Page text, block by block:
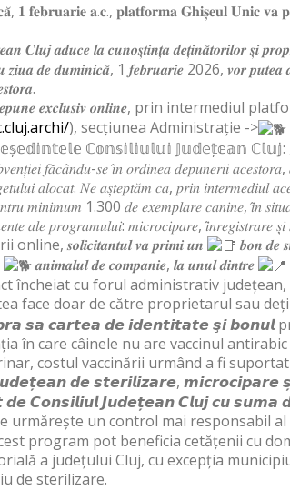
𝟏 𝐟𝐞𝐛𝐫𝐮𝐚𝐫𝐢𝐞 𝐚.𝐜., 𝐩𝐥𝐚𝐭𝐟𝐨𝐫𝐦𝐚 𝐆𝐡𝐢𝐬̦𝐞𝐮𝐥 𝐔𝐧𝐢𝐜 𝐯𝐚
𝑪𝒍𝒖𝒋 𝒂𝒅𝒖𝒄𝒆 𝒍𝒂 𝒄𝒖𝒏𝒐𝒔̦𝒕𝒊𝒏𝒕̦𝒂 𝒅𝒆𝒕̦𝒊𝒏𝒂̆𝒕𝒐𝒓𝒊𝒍𝒐𝒓 𝒔̦𝒊
𝒛𝒊𝒖𝒂 𝒅𝒆 𝒅𝒖𝒎𝒊𝒏𝒊𝒄𝒂̆, 1 𝒇𝒆𝒃𝒓𝒖𝒂𝒓𝒊𝒆 2026, 𝒗𝒐𝒓 𝒑𝒖𝒕𝒆𝒂
𝒅𝒆𝒑𝒖𝒏𝒆 𝒆𝒙𝒄𝒍𝒖𝒔𝒊𝒗 𝒐𝒏𝒍𝒊𝒏𝒆, prin intermediul
), secțiunea Administrație ->
ℂ𝕠𝕟𝕤𝕚𝕝𝕚𝕦𝕝𝕦𝕚 𝕁𝕦𝕕𝕖𝕥̦𝕖𝕒𝕟 ℂ𝕝𝕦𝕛:
𝑓𝑎̆𝑐𝑎̂𝑛𝑑𝑢-𝑠𝑒 𝑖̂𝑛 𝑜𝑟𝑑𝑖𝑛𝑒𝑎 𝑑𝑒𝑝𝑢𝑛𝑒𝑟𝑖𝑖
𝑎𝑙𝑜𝑐𝑎𝑡. 𝑁𝑒 𝑎𝑠̦𝑡𝑒𝑝𝑡𝑎̆𝑚 𝑐𝑎, 𝑝𝑟𝑖𝑛 𝑖𝑛𝑡𝑒𝑟𝑚𝑒𝑑𝑖𝑢𝑙
𝑚𝑖𝑛𝑖𝑚𝑢𝑚 1.300 𝑑𝑒 𝑒𝑥𝑒𝑚𝑝𝑙𝑎𝑟𝑒 𝑐𝑎𝑛𝑖𝑛𝑒, 𝑖̂𝑛
𝑎𝑙𝑒 𝑝𝑟𝑜𝑔𝑟𝑎𝑚𝑢𝑙𝑢𝑖: 𝑚𝑖𝑐𝑟𝑜𝑐𝑖𝑝𝑎𝑟𝑒, 𝑖̂𝑛𝑟𝑒𝑔𝑖𝑠𝑡𝑟𝑎𝑟𝑒 𝑠̦𝑖
𝒔𝒐𝒍𝒊𝒄𝒊𝒕𝒂𝒏𝒕𝒖𝒍 𝒗𝒂 𝒑𝒓𝒊𝒎𝒊 𝒖𝒏
𝒃𝒐𝒏 𝒅𝒆
𝒂𝒏𝒊𝒎𝒂𝒍𝒖𝒍 𝒅𝒆 𝒄𝒐𝒎𝒑𝒂𝒏𝒊𝒆, 𝒍𝒂 𝒖𝒏𝒖𝒍 𝒅𝒊𝒏𝒕𝒓𝒆
încheiat cu forul administrativ
face doar de către proprietarul sau
𝙨𝙖 𝙘𝙖𝙧𝙩𝙚𝙖 𝙙𝙚 𝙞𝙙𝙚𝙣𝙩𝙞𝙩𝙖𝙩𝙚 𝙨̧𝙞 𝙗𝙤𝙣𝙪𝙡
în care câinele nu are vaccinul
costul vaccinării urmând a fi
𝙙𝙚 𝙨𝙩𝙚𝙧𝙞𝙡𝙞𝙯𝙖𝙧𝙚, 𝙢𝙞𝙘𝙧𝙤𝙘𝙞𝙥𝙖𝙧𝙚
𝘾𝙤𝙣𝙨𝙞𝙡𝙞𝙪𝙡 𝙅𝙪𝙙𝙚𝙩̦𝙚𝙖𝙣 𝘾𝙡𝙪𝙟 𝙘𝙪 𝙨𝙪𝙢𝙖
urmărește un control mai responsabil al
program pot beneficia cetățenii cu
a județului Cluj, cu excepția
de sterilizare.